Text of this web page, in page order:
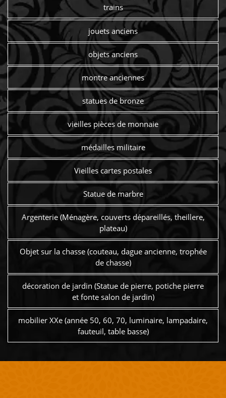
trains
jouets anciens
objets anciens
montre anciennes
statues de bronze
vieilles pièces de monnaie
médailles militaire
Vieilles cartes postales
Statue de marbre
Argenterie (Ménagère, couverts dépareillés, theillere,
plateau)
Objet sur la chasse (couteau, dague ancienne, trophée
de chasse)
décoration de jardin (Statue de pierre, potiche pierre
et fonte salon de jardin)
mobilier XXe (année 50, 60, 70, luminaire, lampadaire,
fauteuil, table basse)